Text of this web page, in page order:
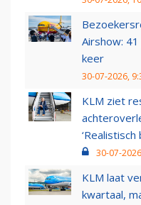
Airshow:
keer
30-07-2026,
KLM ziet
‘Realistisch
30-07-
KLM laat
kwartaal,